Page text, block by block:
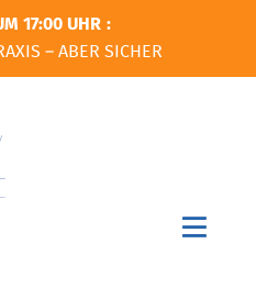
17:00 UHR
– ABER SICHER